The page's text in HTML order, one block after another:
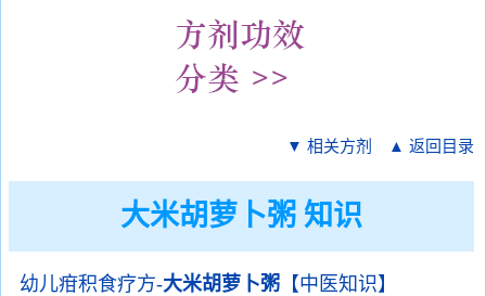
▼ 相关方剂 ▲ 返回目录
大米胡萝卜粥 知识
幼儿疳积食疗方-大米胡萝卜粥 【中医知识】